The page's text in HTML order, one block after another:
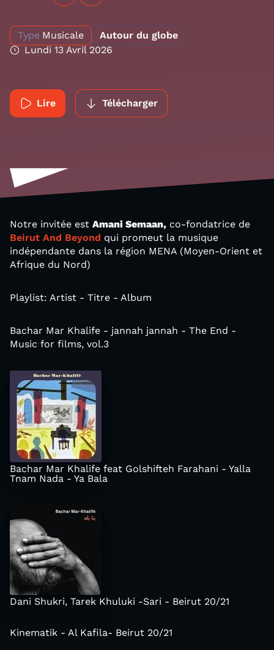
Type Musicale
Autour du globe
Lundi 13 Avril 2026
Lire Télécharger
Notre invitée est Amani Semaan, co-fondatrice de
Beirut And Beyond qui promeut la musique
indépendante dans la région MENA (Moyen-Orient et
Afrique du Nord)
Playlist: Artist - Titre - Album
Bachar Mar Khalife - jannah jannah - The End -
Music for films, vol.3
Bachar Mar Khalife feat Golshifteh Farahani - Yalla
Tnam Nada - Ya Bala
Dani Shukri, Tarek Khuluki -Sari - Beirut 20/21
Kinematik - Al Kafila- Beirut 20/21